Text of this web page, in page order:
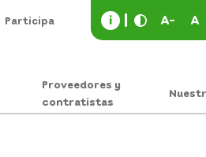
Participa i A- A
Proveedores y
contratistas